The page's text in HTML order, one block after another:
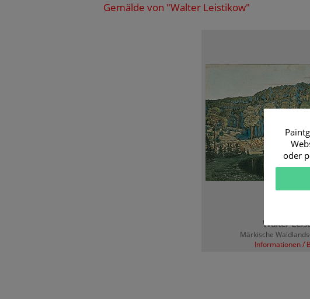
Gemälde von "Walter Leistikow"
Walter
Märkische
Informationen /
oder